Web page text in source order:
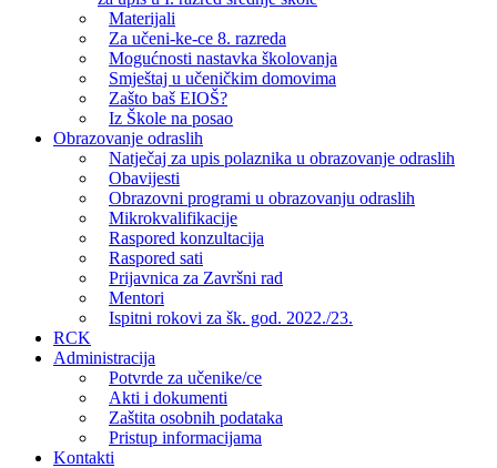
Materijali
Za učeni-ke-ce 8. razreda
Mogućnosti nastavka školovanja
Smještaj u učeničkim domovima
Zašto baš EIOŠ?
Iz Škole na posao
Obrazovanje odraslih
Natječaj za upis polaznika u obrazovanje odraslih
Obavijesti
Obrazovni programi u obrazovanju odraslih
Mikrokvalifikacije
Raspored konzultacija
Raspored sati
Prijavnica za Završni rad
Mentori
Ispitni rokovi za šk. god. 2022./23.
RCK
Administracija
Potvrde za učenike/ce
Akti i dokumenti
Zaštita osobnih podataka
Pristup informacijama
Kontakti